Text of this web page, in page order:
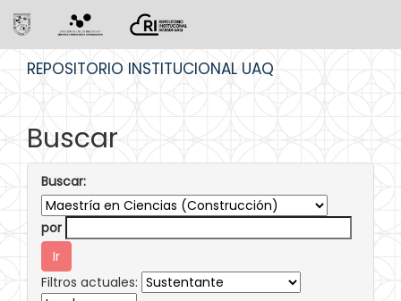
REPOSITORIO INSTITUCIONAL UAQ
Buscar
Buscar:
por
Filtros actuales: